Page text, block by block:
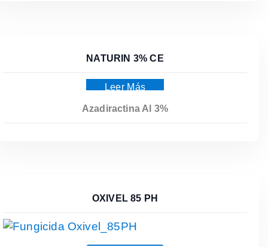
NATURIN 3% CE
Leer Más
Azadiractina Al 3%
OXIVEL 85 PH